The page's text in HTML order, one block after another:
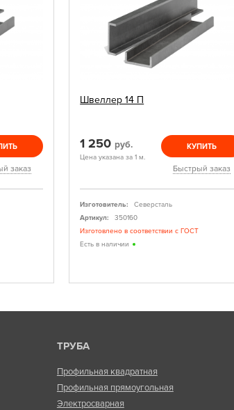
заказ
Швеллер 14 П
1 250 руб.
Цена указана за 1 м.
КУПИТЬ
Быстрый заказ
Изготовитель:
Северсталь
Артикул:
350160
Изготовлено в соответствии с ГОСТ
Есть в наличии
ТРУБА
Профильная квадратная
Профильная прямоугольная
Электросварная